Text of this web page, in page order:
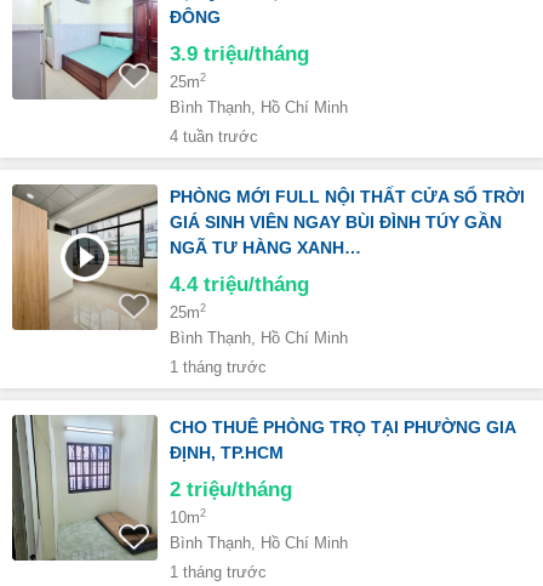
ĐÔNG
3.9 triệu/tháng
25m2
Bình Thạnh, Hồ Chí Minh
4 tuần trước
PHÒNG MỚI FULL NỘI THẤT CỬA SỔ TRỜI
GIÁ SINH VIÊN NGAY BÙI ĐÌNH TÚY GẦN
NGÃ TƯ HÀNG XANH…
4.4 triệu/tháng
25m2
Bình Thạnh, Hồ Chí Minh
1 tháng trước
CHO THUÊ PHÒNG TRỌ TẠI PHƯỜNG GIA
ĐỊNH, TP.HCM
2 triệu/tháng
10m2
Bình Thạnh, Hồ Chí Minh
1 tháng trước